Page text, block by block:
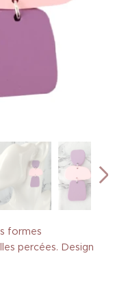
formes
percées. Design